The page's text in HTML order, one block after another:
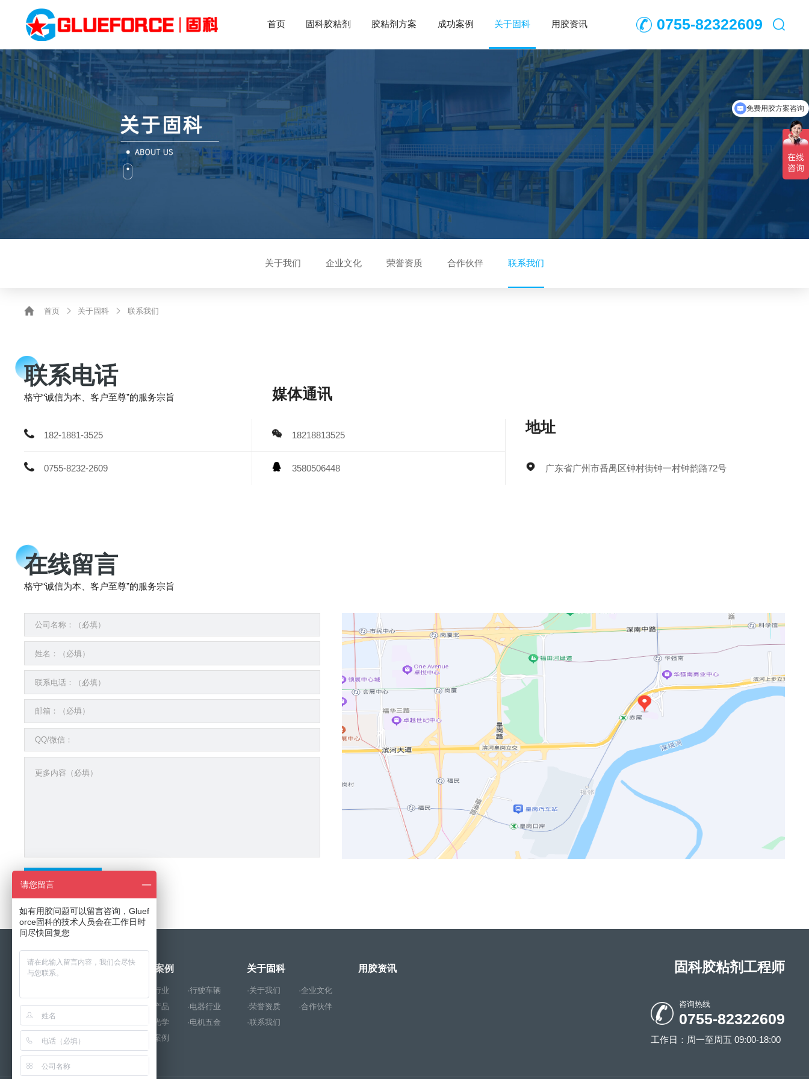
首页 固科胶粘剂 胶粘剂方案 成功案例 关于固科 用胶资讯 0755-82322609
关于我们 企业文化 荣誉资质 合作伙伴 联系我们
首页 关于固科 联系我们
联系电话
格守“诚信为本、客户至尊”的服务宗旨
182-1881-3525
0755-8232-2609
媒体通讯
18218813525
3580506448
地址
广东省广州市番禺区钟村街钟一村钟韵路72号
在线留言
格守“诚信为本、客户至尊”的服务宗旨
产品中心
·环氧树脂胶
·结构胶
·PUR热熔胶
·UV胶
·瞬干胶
成功案例
·玩具行业
·行驶车辆
·电子产品
·电器行业
·照明光学
·电机五金
·其他案例
关于固科
·关于我们
·企业文化
·荣誉资质
·合作伙伴
·联系我们
用胶资讯 固科胶粘剂工程师
咨询热线
0755-82322609
工作日：周一至周五 09:00-18:00
免费用胶方案咨询
请您留言
如有用胶问题可以留言咨询，Gluef
orce固科的技术人员会在工作日时
间尽快回复您